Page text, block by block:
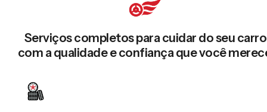
Serviços completos para cuidar do seu carro
com a qualidade e confiança que você